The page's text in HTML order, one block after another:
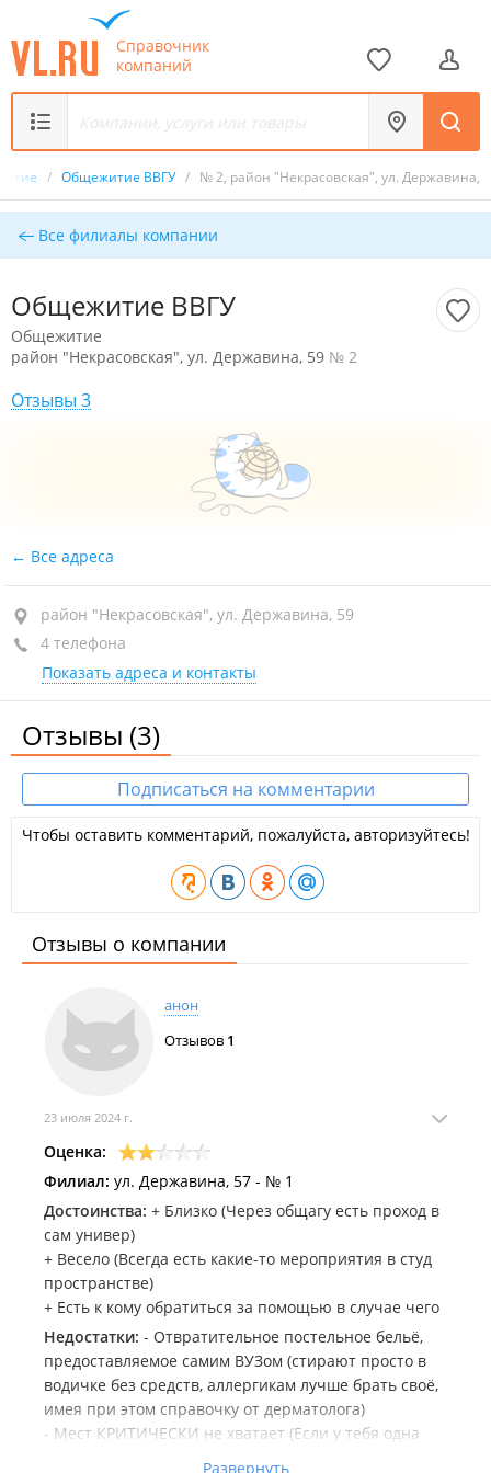
Справочник
компаний
/ Общежитие ВВГУ / № 2, район "Некрасовская", ул. Державина,
Все филиалы компании
Общежитие ВВГУ
Общежитие
район "Некрасовская", ул. Державина, 59 № 2
Отзывы 3
Все адреса
район "Некрасовская", ул. Державина, 59
4 телефона
Показать адреса и контакты
Отзывы (3)
Подписаться на комментарии
Чтобы оставить комментарий, пожалуйста, авторизуйтесь!
Отзывы о компании
анон
Отзывов 1
23 июля 2024 г.
Оценка:
Филиал: ул. Державина, 57 - № 1
Достоинства: + Близко (Через общагу есть проход в
сам универ)
+ Весело (Всегда есть какие-то мероприятия в студ
пространстве)
+ Есть к кому обратиться за помощью в случае чего
Недостатки: - Отвратительное постельное бельё,
предоставляемое самим ВУЗом (стирают просто в
водичке без средств, аллергикам лучше брать своё,
имея при этом справочку от дерматолога)
- Мест КРИТИЧЕСКИ не хватает (Если у тебя одна
Развернуть